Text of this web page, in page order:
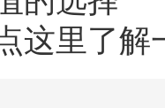
这里了解